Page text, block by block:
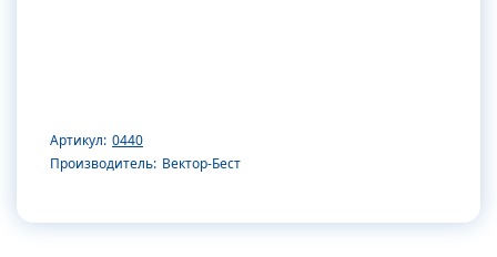
Артикул: 0440
Производитель: Вектор-Бест